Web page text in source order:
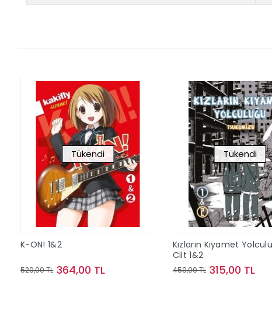
Tükendi
K-ON! 1&2
520,00 TL 364,00 TL
Tükendi
Kızların Kıyamet
Cilt 1&2
450,00 TL 315,00 TL